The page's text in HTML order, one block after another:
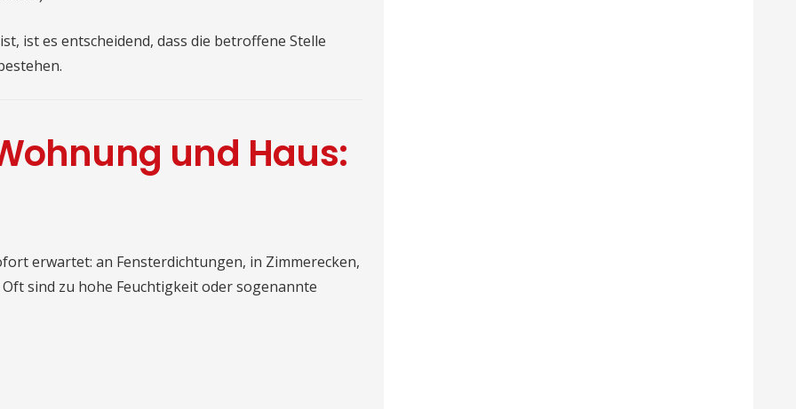
ist es entscheidend, dass die betroffene Stelle
und Haus:
erwartet: an Fensterdichtungen, in Zimmerecken,
sind zu hohe Feuchtigkeit oder sogenannte